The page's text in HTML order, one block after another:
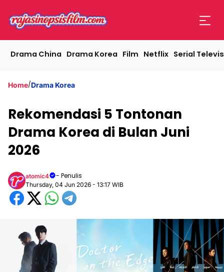
Drama China Drama Korea Film Netflix Serial
Home/Drama Korea
Rekomendasi 5 Tontonan
Drama Korea di Bulan Juni
2026
atomic4 - Penulis
Thursday, 04 Jun 2026 - 13:17 WIB